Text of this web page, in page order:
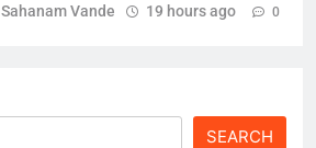
Sahanam Vande 19 hours ago 0
SEARCH